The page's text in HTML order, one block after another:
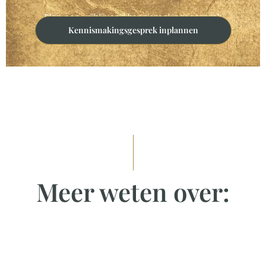
Plan een vrijblijvend kennismakingsgesprek
Kennismakingsgesprek inplannen
Meer weten over: